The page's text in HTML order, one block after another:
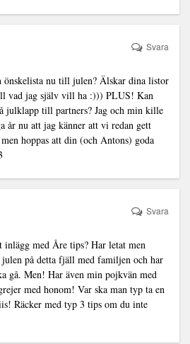
önskelista nu till julen? Älskar dina listor
vad jag själv vill ha :))) PLUS! Kan
julklapp till partners? Jag och min kille
år nu att jag känner att vi redan gett
hoppas att din (och Antons) goda
Svara
med Åre tips? Har letat men
på detta fjäll med familjen och har
gå. Men! Har även min pojkvän med
med honom! Var ska man typ ta en
Räcker med typ 3 tips om du inte
Svara